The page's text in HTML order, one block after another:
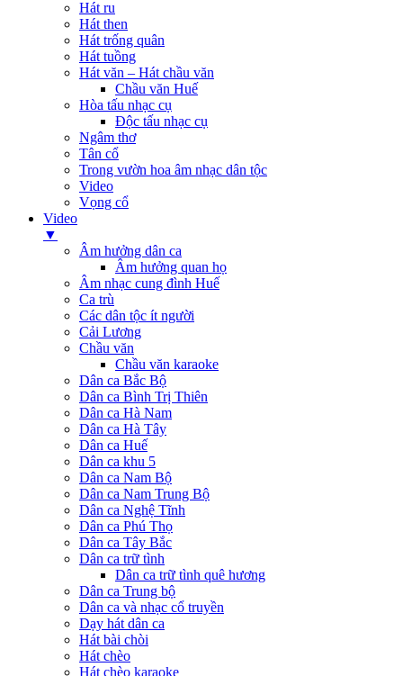
Hát ru
Hát then
Hát trống quân
Hát tuồng
Hát văn – Hát chầu văn
Chầu văn Huế
Hòa tấu nhạc cụ
Độc tấu nhạc cụ
Ngâm thơ
Tân cổ
Trong vườn hoa âm nhạc dân tộc
Video
Vọng cổ
Video
▼
Âm hưởng dân ca
Âm hưởng quan họ
Âm nhạc cung đình Huế
Ca trù
Các dân tộc ít người
Cải Lương
Chầu văn
Chầu văn karaoke
Dân ca Bắc Bộ
Dân ca Bình Trị Thiên
Dân ca Hà Nam
Dân ca Hà Tây
Dân ca Huế
Dân ca khu 5
Dân ca Nam Bộ
Dân ca Nam Trung Bộ
Dân ca Nghệ Tĩnh
Dân ca Phú Thọ
Dân ca Tây Bắc
Dân ca trữ tình
Dân ca trữ tình quê hương
Dân ca Trung bộ
Dân ca và nhạc cổ truyền
Dạy hát dân ca
Hát bài chòi
Hát chèo
Hát chèo karaoke